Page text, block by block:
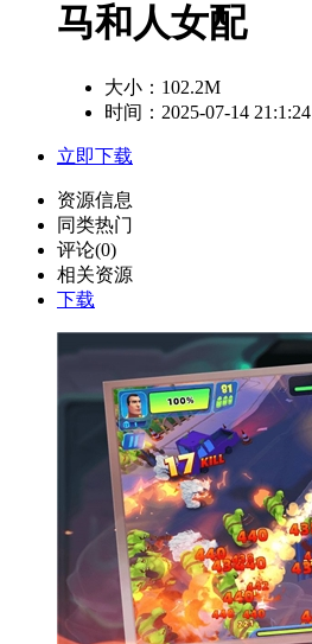
马和人女配
大小： 102.2M
时间：2025-07-14 21:1:24
立即下载
资源信息
同类热门
评论(0)
相关资源
下载